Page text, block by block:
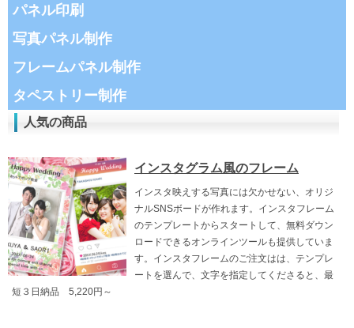
パネル印刷
写真パネル制作
フレームパネル制作
タペストリー制作
人気の商品
インスタグラム風のフレーム
インスタ映えする写真には欠かせない、オリジ
ナルSNSボードが作れます。インスタフレーム
のテンプレートからスタートして、無料ダウン
ロードできるオンラインツールも提供していま
す。インスタフレームのご注文はは、テンプレ
ートを選んで、文字を指定してくださると、最
短３日納品 5,220円～